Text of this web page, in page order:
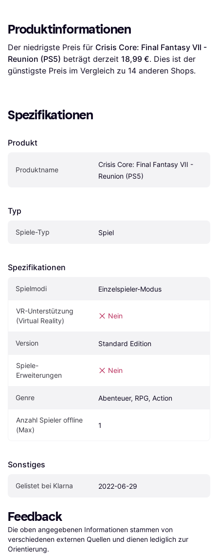
Produktinformationen
Der niedrigste Preis für Crisis Core: Final Fantasy VII -
Reunion (PS5) beträgt derzeit 18,99 €. Dies ist der
günstigste Preis im Vergleich zu 14 anderen Shops.
Spezifikationen
Produkt
Produktname
Crisis Core: Final Fantasy VII -
Reunion (PS5)
Typ
Spiele-Typ Spiel
Spezifikationen
Spielmodi Einzelspieler-Modus
VR-Unterstützung
(Virtual Reality)
Nein
Version Standard Edition
Spiele-
Erweiterungen
Nein
Genre Abenteuer, RPG, Action
Anzahl Spieler offline
(Max)
1
Sonstiges
Gelistet bei Klarna 2022-06-29
Feedback
Die oben angegebenen Informationen stammen von
verschiedenen externen Quellen und dienen lediglich zur
Orientierung.